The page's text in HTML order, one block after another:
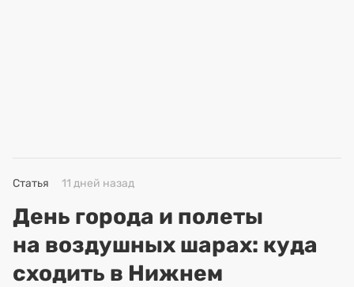
Статья 11 дней назад
День города и полеты
на воздушных шарах: куда
сходить в Нижнем